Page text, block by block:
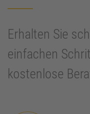
Erhalten Sie
einfachen
kostenlose